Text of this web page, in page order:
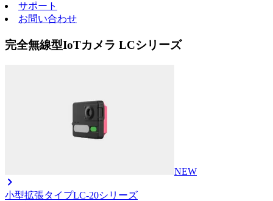
サポート
お問い合わせ
完全無線型IoTカメラ LCシリーズ
NEW
小型拡張タイプLC-20シリーズ